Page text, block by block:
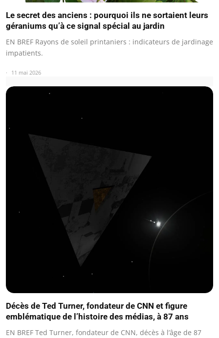
Le secret des anciens : pourquoi ils ne sortaient leurs
géraniums qu’à ce signal spécial au jardin
EN BREF Rayons de soleil printaniers : indicateurs de jardinage
impatients.
11 mai 2026
Décès de Ted Turner, fondateur de CNN et figure
emblématique de l’histoire des médias, à 87 ans
EN BREF Ted Turner, fondateur de CNN, décès à l’âge de 87